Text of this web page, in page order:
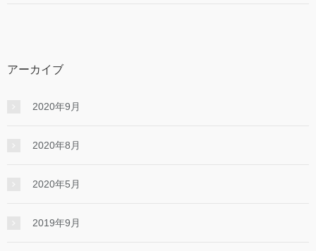
アーカイブ
2020年9月
2020年8月
2020年5月
2019年9月